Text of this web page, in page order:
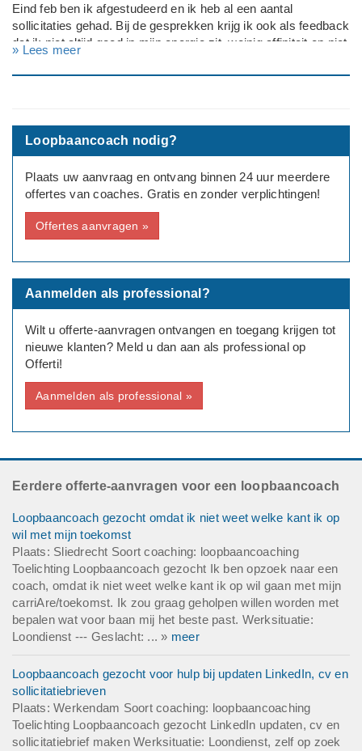
Eind feb ben ik afgestudeerd en ik heb al een aantal
sollicitaties gehad. Bij de gesprekken krijg ik ook als feedback
dat ik niet altijd goed in mijn energie zit, weinig affiniteit en niet
over kan komen, maar ik heb niets voor niets 6 jaar in
Ik zoek een loopbaancoach die mij kan helpen om mezelf
beter te verkopen, de woorden zoeken. Ook kijken naar mijn
verbeteren.
Werksituatie: Net afgestudeerd / starter
Opleidingsniveau: WO
Huidige baan:
» Lees meer
Loopbaancoach nodig?
Plaats uw aanvraag en ontvang binnen 24 uur meerdere
offertes van coaches. Gratis en zonder verplichtingen!
Offertes aanvragen »
Aanmelden als professional?
Wilt u offerte-aanvragen ontvangen en toegang krijgen tot
nieuwe klanten? Meld u dan aan als professional op
Offerti!
Aanmelden als professional »
Eerdere offerte-aanvragen voor een loopbaancoach
Loopbaancoach gezocht omdat ik niet weet welke kant ik op
wil met mijn toekomst
Plaats: Sliedrecht Soort coaching: loopbaancoaching
Toelichting Loopbaancoach gezocht Ik ben opzoek naar een
coach, omdat ik niet weet welke kant ik op wil gaan met mijn
carriAre/toekomst. Ik zou graag geholpen willen worden met
bepalen wat voor baan mij het beste past. Werksituatie:
Loondienst --- Geslacht: ... » meer
Loopbaancoach gezocht voor hulp bij updaten LinkedIn, cv en
sollicitatiebrieven
Plaats: Werkendam Soort coaching: loopbaancoaching
Toelichting Loopbaancoach gezocht LinkedIn updaten, cv en
sollicitatiebrief maken Werksituatie: Loondienst, zelf op zoek